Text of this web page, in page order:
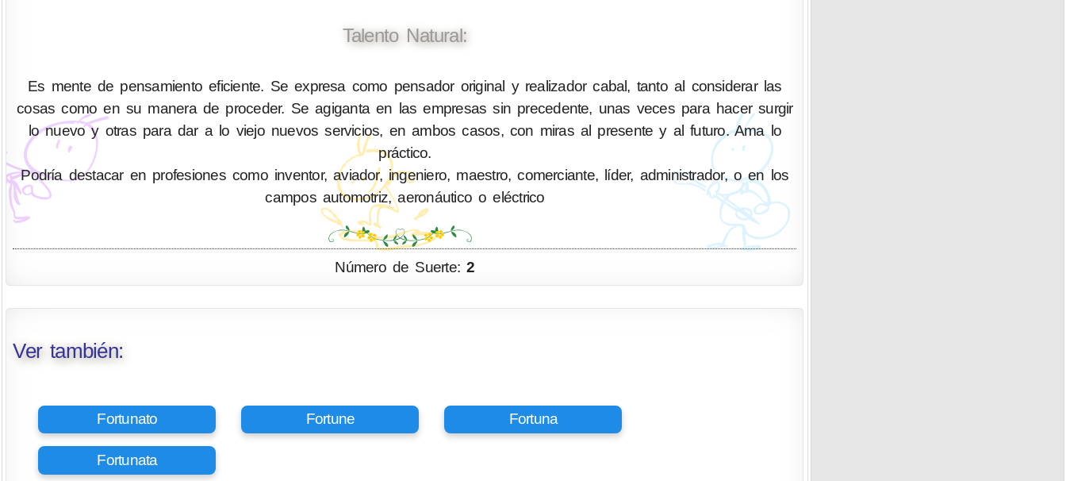
Talento Natural:
Es mente de pensamiento eficiente. Se expresa como pensador original y realizador cabal, tanto al considerar las
cosas como en su manera de proceder. Se agiganta en las empresas sin precedente, unas veces para hacer surgir
lo nuevo y otras para dar a lo viejo nuevos servicios, en ambos casos, con miras al presente y al futuro. Ama lo
práctico.
Podría destacar en profesiones como inventor, aviador, ingeniero, maestro, comerciante, líder, administrador, o en los
campos automotriz, aeronáutico o eléctrico
Número de Suerte:2
Ver también:
Fortunato Fortune Fortuna
Fortunata